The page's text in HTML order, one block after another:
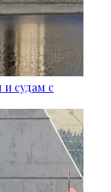
и судам с